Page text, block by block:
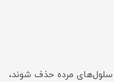
سلول‌های مرده حذف شوند،